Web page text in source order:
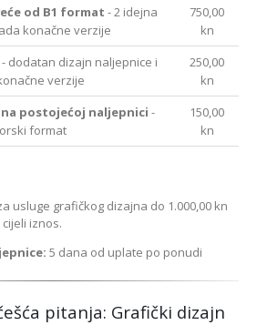
od B1 format - 2 idejna
konačne verzije
750,00
kn
- dodatan dizajn naljepnice i
verzije
250,00
kn
postojećoj naljepnici -
format
150,00
kn
usluge grafičkog dizajna do 1.000,00 kn
iznos.
5 dana od uplate po ponudi
pitanja: Grafički dizajn